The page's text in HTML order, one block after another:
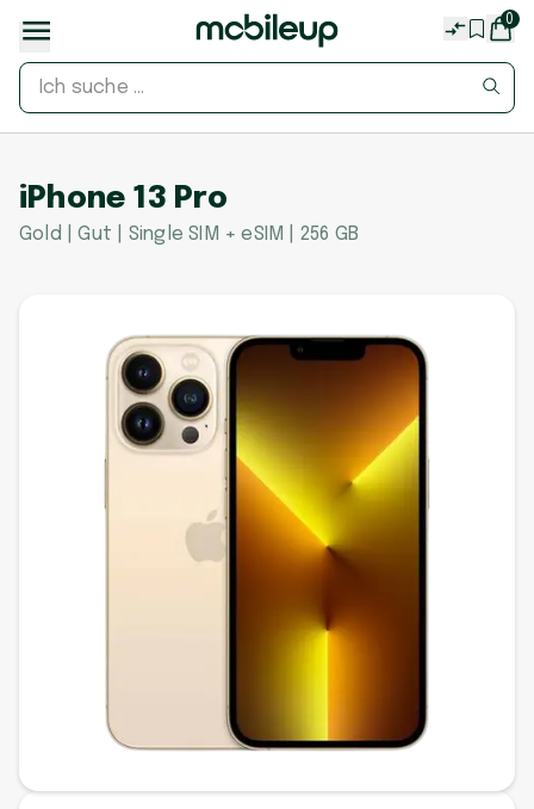
0
iPhone 13 Pro
Gold | Gut | Single SIM + eSIM | 256 GB